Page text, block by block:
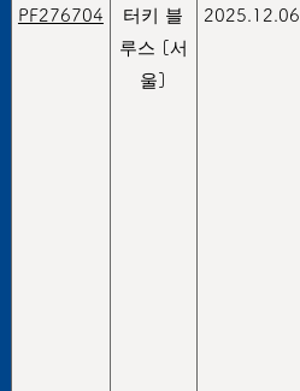
PF276704
터키 블
루스 [서
울]
2025.12.06